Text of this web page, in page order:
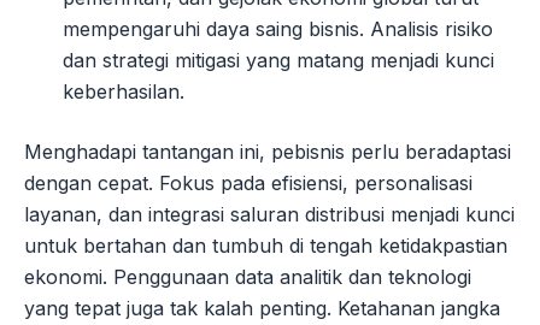
mempengaruhi daya saing bisnis. Analisis risiko
dan strategi mitigasi yang matang menjadi kunci
keberhasilan.
Menghadapi tantangan ini, pebisnis perlu beradaptasi
dengan cepat. Fokus pada efisiensi, personalisasi
layanan, dan integrasi saluran distribusi menjadi kunci
untuk bertahan dan tumbuh di tengah ketidakpastian
ekonomi. Penggunaan data analitik dan teknologi
yang tepat juga tak kalah penting. Ketahanan jangka